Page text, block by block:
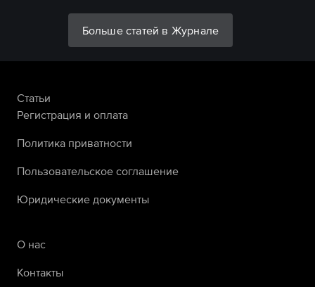
Больше статей в Журнале
Статьи
Регистрация и оплата
Политика приватности
Пользовательское соглашение
Юридические документы
О нас
Контакты